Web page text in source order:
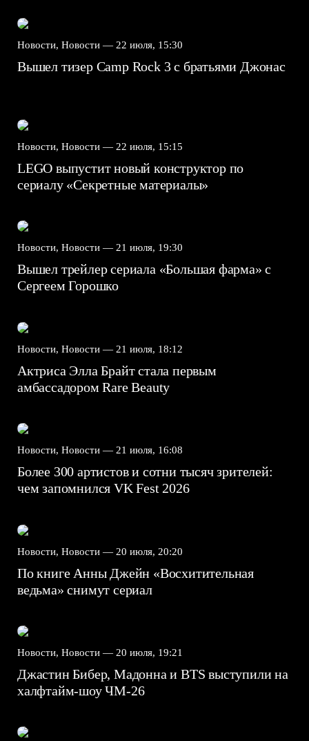
Новости, Новости — 22 июля, 15:30
Вышел тизер Camp Rock 3 с братьями Джонас
Новости, Новости — 22 июля, 15:15
LEGO выпустит новый конструктор по
сериалу «Секретные материалы»
Новости, Новости — 21 июля, 19:30
Вышел трейлер сериала «Большая фарма» с
Сергеем Горошко
Новости, Новости — 21 июля, 18:12
Актриса Элла Брайт стала первым
амбассадором Rare Beauty
Новости, Новости — 21 июля, 16:08
Более 300 артистов и сотни тысяч зрителей:
чем запомнился VK Fest 2026
Новости, Новости — 20 июля, 20:20
По книге Анны Джейн «Восхитительная
ведьма» снимут сериал
Новости, Новости — 20 июля, 19:21
Джастин Бибер, Мадонна и BTS выступили на
халфтайм-шоу ЧМ-26